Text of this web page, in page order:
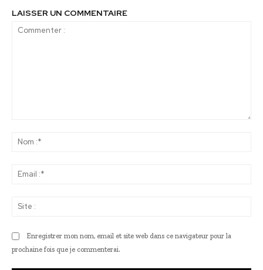
LAISSER UN COMMENTAIRE
Enregistrer mon nom, email et site web dans ce navigateur pour la
prochaine fois que je commenterai.